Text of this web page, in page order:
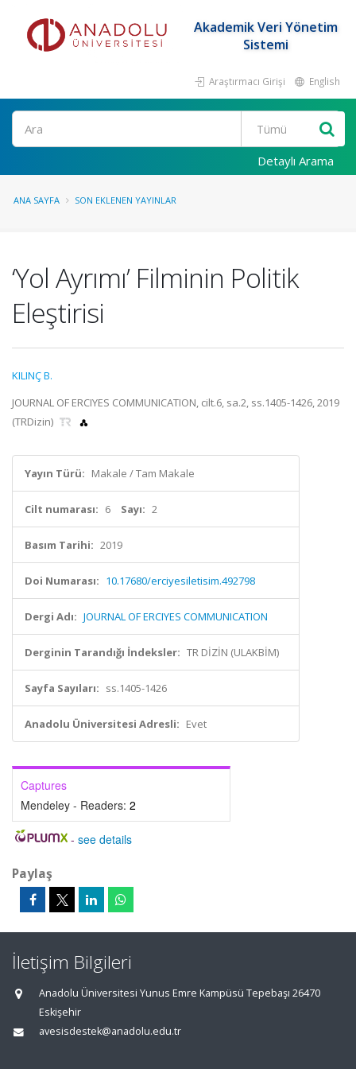
Akademik Veri Yönetim
Sistemi
Araştırmacı Girişi English
Ara
Detaylı Arama
ANA SAYFA SON EKLENEN YAYINLAR
‘Yol Ayrımı’ Filminin Politik
Eleştirisi
KILINÇ B.
JOURNAL OF ERCIYES COMMUNICATION, cilt.6, sa.2, ss.1405-1426, 2019
(TRDizin)
Yayın Türü: Makale / Tam Makale
Cilt numarası: 6 Sayı: 2
Basım Tarihi: 2019
Doi Numarası: 10.17680/erciyesiletisim.492798
Dergi Adı: JOURNAL OF ERCIYES COMMUNICATION
Derginin Tarandığı İndeksler: TR DİZİN (ULAKBİM)
Sayfa Sayıları: ss.1405-1426
Anadolu Üniversitesi Adresli: Evet
Captures
Mendeley - Readers: 2
- see details
Paylaş
İletişim Bilgileri
Anadolu Üniversitesi Yunus Emre Kampüsü Tepebaşı 26470
Eskişehir
avesisdestek@anadolu.edu.tr